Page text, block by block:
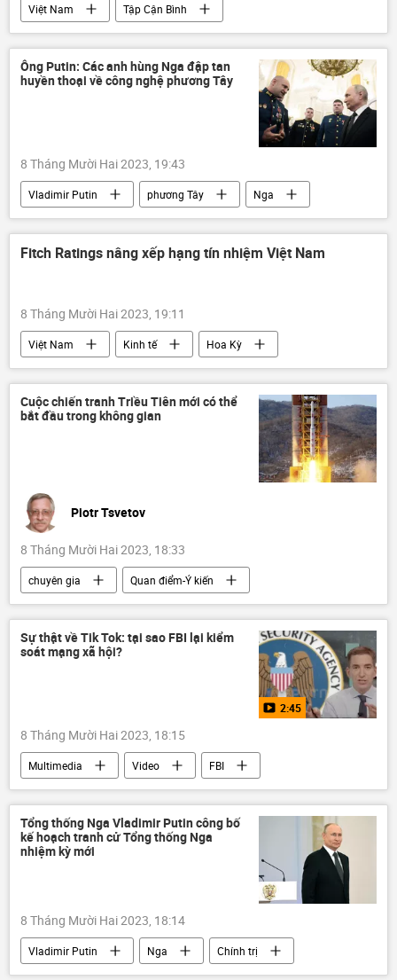
Việt Nam
Tập Cận Bình
Trung Quốc
giao thông
Hà Nội
công an Hà Nội
UBND Tp.Hà Nội
Bộ Ngoại giao Trung Quốc
Chính trị
Ông Putin: Các anh hùng Nga đập tan
huyền thoại về công nghệ phương Tây
8 Tháng Mười Hai 2023, 19:43
Vladimir Putin phương Tây
Nga
Cuộc khủng hoảng ở Ukraina
Ukraina
công nghệ
Quân sự
anh hùng
Fitch Ratings nâng xếp hạng tín nhiệm Việt Nam
8 Tháng Mười Hai 2023, 19:11
Việt Nam Kinh tế
Hoa Kỳ
cơ chế xếp hạng
tín nhiệm
Cuộc chiến tranh Triều Tiên mới có thể
bắt đầu trong không gian
Piotr Tsvetov
8 Tháng Mười Hai 2023, 18:33
chuyên gia
Quan điểm-Ý kiến
Tác giả
Bắc Triều Tiên
Thế giới
vũ trụ
vệ tinh
phóng vệ tinh
Hoa Kỳ
Sự thật về Tik Tok: tại sao FBI lại kiểm
soát mạng xã hội?
2:45
8 Tháng Mười Hai 2023, 18:15
Multimedia Video
FBI
Hoa Kỳ
Trung Quốc
TikTok
Vladimir Zelensky
Ukraina
mạng xã hội
an ninh mạng
Tổng thống Nga Vladimir Putin công bố
kế hoạch tranh cử Tổng thống Nga
nhiệm kỳ mới
8 Tháng Mười Hai 2023, 18:14
Vladimir Putin Nga
Chính trị